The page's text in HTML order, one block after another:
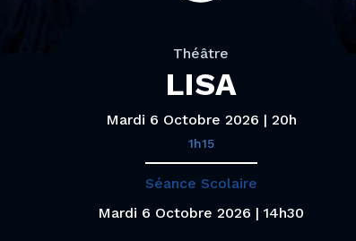
Théâtre
LISA
Mardi 6 Octobre 2026 | 20h
1h15
Séance Scolaire
Mardi 6 Octobre 2026 | 14h30